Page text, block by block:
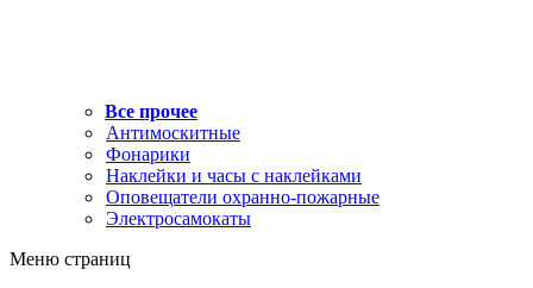
Все прочее
Антимоскитные
Фонарики
Наклейки и часы с наклейками
Оповещатели охранно-пожарные
Электросамокаты
Меню страниц